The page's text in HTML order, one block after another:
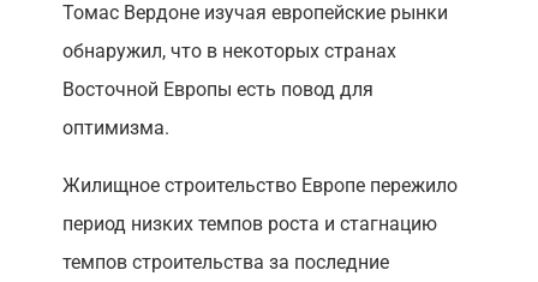
Томас Вердоне изучая европейские рынки
обнаружил, что в некоторых странах
Восточной Европы есть повод для
оптимизма.
Жилищное строительство Европе пережило
период низких темпов роста и стагнацию
темпов строительства за последние